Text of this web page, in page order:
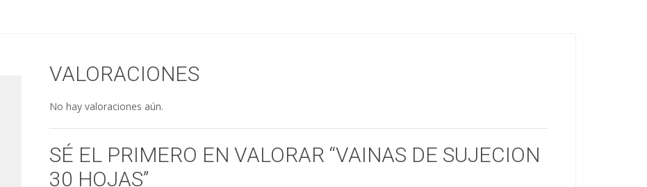
VALORACIONES
No hay valoraciones aún.
SÉ EL PRIMERO EN VALORAR “VAINAS DE SUJECION
30 HOJAS”